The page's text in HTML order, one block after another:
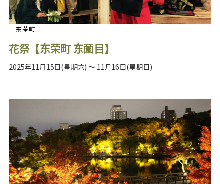
东荣町
花祭【东荣町 东薗目】
2025年11月15日(星期六) ～ 11月16日(星期日)